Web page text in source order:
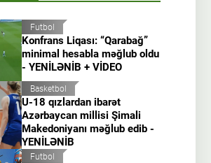
Futbol
Konfrans Liqası: “Qarabağ”
minimal hesabla məğlub oldu
- YENİLƏNİB + VİDEO
Basketbol
U-18 qızlardan ibarət
Azərbaycan millisi Şimali
Makedoniyanı məğlub edib -
YENİLƏNİB
Futbol